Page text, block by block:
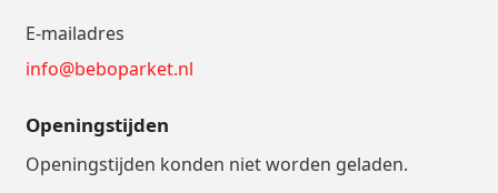
E-mailadres
info@beboparket.nl
Openingstijden
Openingstijden konden niet worden geladen.